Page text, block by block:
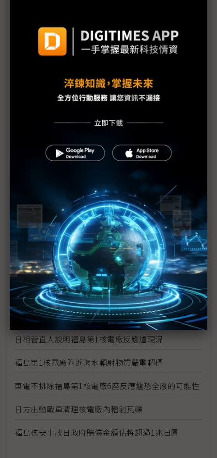
官就嚴重性升級向大眾致歉
1號機核心恐損毀70% IAEA：日本核電廠情況仍非
福島核爐恐再臨界？部分媒體何苦斷章取義？
福島第1核電廠可能整個封廠
福島核災沒完沒了 電廠周邊驗出鈽
1千萬倍輻射量搞烏龍 東電下修至10萬倍
福島1號核電廠1、2號爐污水出現輻射濃度超標
福島第1核電廠3號機傳有3名員工受輻射污染 2名送
福島23日清晨發生規模5餘震 日方表示不影響福島
核電廠復原作業
日相菅直人說明福島第1核電廠反應爐現況
福島第1核電廠附近海水輻射物質嚴重超標
東電不排除福島第1核電廠6座反應爐恐全廢的可能性
日方出動戰車清理核電廠內輻射瓦礫
福島核安事故日政府賠償金額估將超過1兆日圓